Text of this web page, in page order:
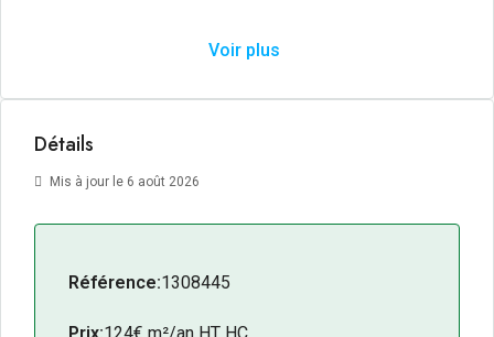
indépendant offre de vastes volumes d’exploitation,
deux accès distincts sur ses façades, facilitant ainsi la
gestion des flux clients et logistiques. De plus, une
m², offrant une véritable flexibilité selon votre cahier
Voir plus
Détails
Mis à jour le 6 août 2026
Référence:1308445